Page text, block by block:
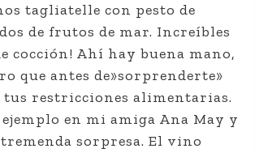
tagliatelle con pesto de
de frutos de mar. Increíbles
cocción! Ahí hay buena mano,
que antes de»sorprenderte»
restricciones alimentarias.
ejemplo en mi amiga Ana May y
sorpresa. El vino